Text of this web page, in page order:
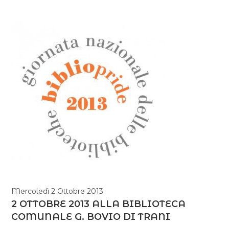
Mercoledì 2 Ottobre 2013
2 OTTOBRE 2013 ALLA BIBLIOTECA
COMUNALE G. BOVIO DI TRANI